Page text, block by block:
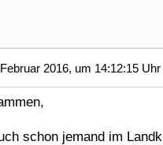
2016, um 14:12:15 Uhr
schon jemand im